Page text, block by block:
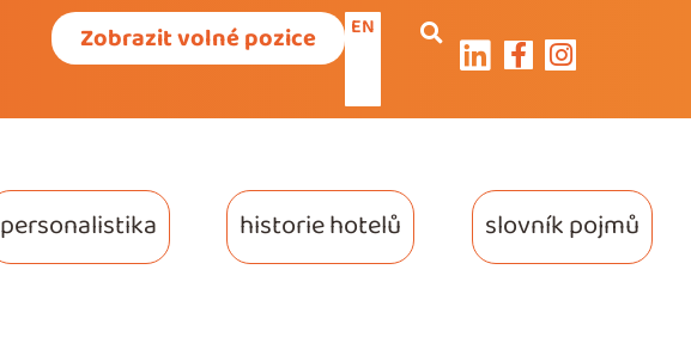
Zobrazit volné pozice EN
personalistika historie hotelů slovník pojmů